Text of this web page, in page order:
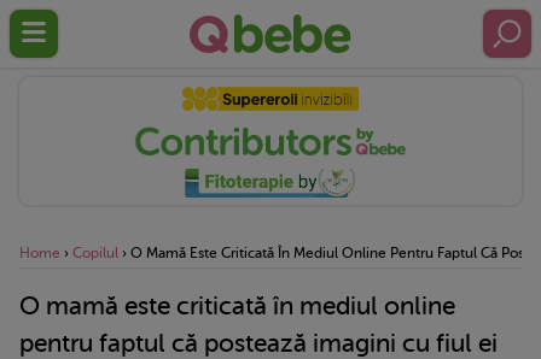
Home › Copilul › O Mamă Este Criticată În Mediul Online Pentru Faptul Că
O mamă este criticată în mediul online
pentru faptul că postează imagini cu fiul ei